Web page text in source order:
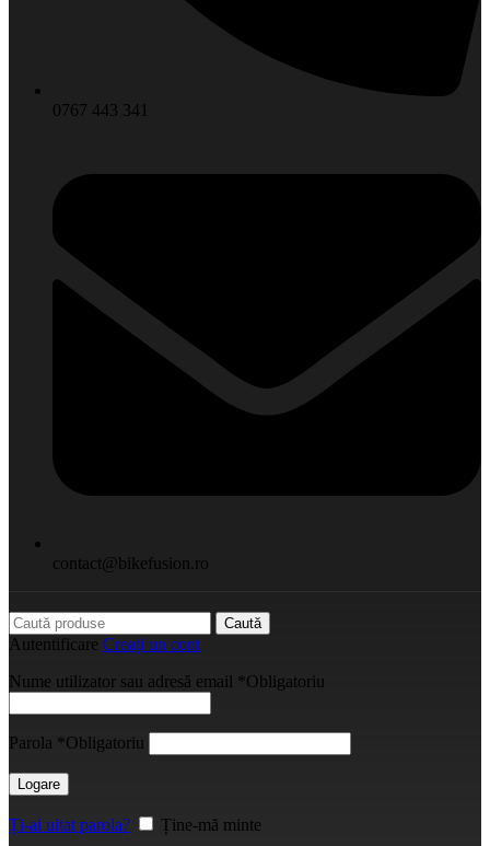
0767 443 341
contact@bikefusion.ro
Caută
Autentificare Creați un cont
Nume utilizator sau adresă email *Obligatoriu
Parola *Obligatoriu
Logare
Ți-ai uitat parola?
Ține-mă minte